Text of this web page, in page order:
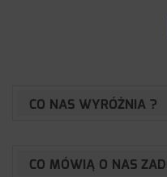
CO NAS WYRÓŻNIA ?
CO MÓWIĄ O NAS